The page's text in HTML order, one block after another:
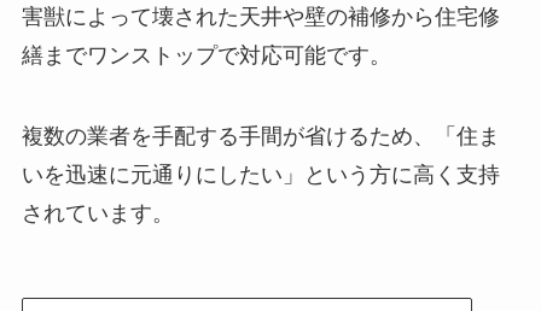
害獣によって壊された天井や壁の補修から住宅修
繕までワンストップで対応可能です。
複数の業者を手配する手間が省けるため、「住ま
いを迅速に元通りにしたい」という方に高く支持
されています。